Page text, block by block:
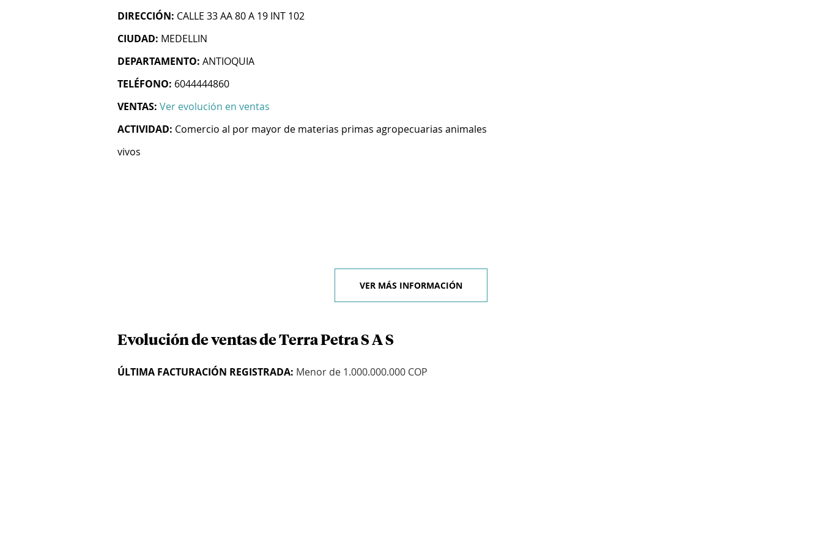
DIRECCIÓN: CALLE 33 AA 80 A 19 INT 102
CIUDAD: MEDELLIN
DEPARTAMENTO: ANTIOQUIA
TELÉFONO: 6044444860
VENTAS: Ver evolución en ventas
ACTIVIDAD: Comercio al por mayor de materias primas agropecuarias animales
vivos
VER MÁS INFORMACIÓN
Evolución de ventas de Terra Petra S A S
ÚLTIMA FACTURACIÓN REGISTRADA: Menor de 1.000.000.000 COP